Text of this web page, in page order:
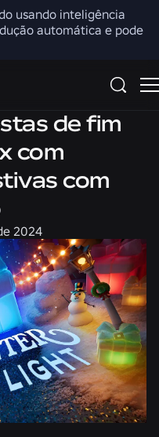
usando inteligência
automática e pode
de fim
com
com
2024